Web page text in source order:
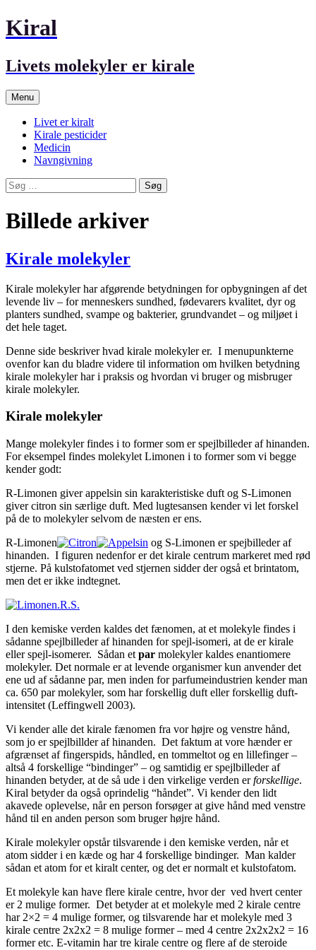
Hop
til
Kiral
Livets molekyler er kirale
Menu
Livet er kiralt
Kirale pesticider
Medicin
Navngivning
Søg
efter:
Billede arkiver
Kirale molekyler
Kirale molekyler har afgørende betydningen for opbygningen af det
levende liv – for menneskers sundhed, fødevarers kvalitet, dyr og
planters sundhed, svampe og bakterier, grundvandet – og miljøet i
det hele taget.
Denne side beskriver hvad kirale molekyler er. I menupunkterne
ovenfor kan du bladre videre til information om hvilken betydning
kirale molekyler har i praksis og hvordan vi bruger og misbruger
kirale molekyler.
Kirale molekyler
Mange molekyler findes i to former som er spejlbilleder af hinanden.
For eksempel findes molekylet Limonen i to former som vi begge
kender godt:
R-Limonen giver appelsin sin karakteristiske duft og S-Limonen
giver citron sin særlige duft. Med lugtesansen kender vi let forskel
på de to molekyler selvom de næsten er ens.
R-Limonen
og S-Limonen er spejbilleder af
hinanden. I figuren nedenfor er det kirale centrum markeret med rød
stjerne. På kulstofatomet ved stjernen sidder der også et brintatom,
men det er ikke indtegnet.
I den kemiske verden kaldes det fænomen, at et molekyle findes i
sådanne spejlbilleder af hinanden for spejl-isomeri, at de er kirale
eller spejl-isomerer. Sådan et par molekyler kaldes enantiomere
molekyler. Det normale er at levende organismer kun anvender det
ene ud af sådanne par, men inden for parfumeindustrien kender man
ca. 650 par molekyler, som har forskellig duft eller forskellig duft-
intensitet (Leffingwell 2003).
Vi kender alle det kirale fænomen fra vor højre og venstre hånd,
som jo er spejlbillder af hinanden. Det faktum at vore hænder er
afgrænset af fingerspids, håndled, en tommeltot og en lillefinger –
altså 4 forskellige “bindinger” – og samtidig er spejlbilleder af
hinanden betyder, at de så ude i den virkelige verden erforskellige.
Kiral betyder da også oprindelig “håndet”. Vi kender den lidt
akavede oplevelse, når en person forsøger at give hånd med venstre
hånd til en anden person som bruger højre hånd.
Kirale molekyler opstår tilsvarende i den kemiske verden, når et
atom sidder i en kæde og har 4 forskellige bindinger. Man kalder
sådan et atom for et kiralt center, og det er normalt et kulstofatom.
Et molekyle kan have flere kirale centre, hvor der ved hvert center
er 2 mulige former. Det betyder at et molekyle med 2 kirale centre
har 2×2 = 4 mulige former, og tilsvarende har et molekyle med 3
kirale centre 2x2x2 = 8 mulige former – med 4 centre 2x2x2x2 = 16
former etc. E-vitamin har tre kirale centre og flere af de steroide